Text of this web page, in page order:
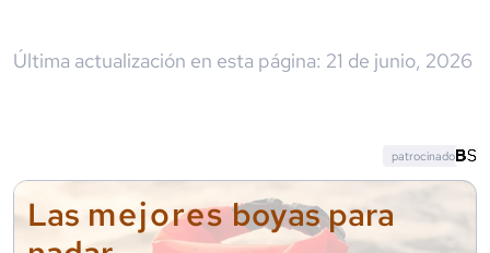
Última actualización en esta página: 21 de junio, 2026
Las mejoresboyas para
patrocinado